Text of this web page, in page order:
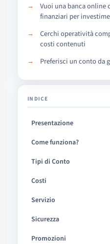
Vuoi una banca online
finanziari per
Cerchi operatività
costi contenuti
Preferisci un conto da
INDICE
Presentazione
Come funziona?
Tipi di Conto
Costi
Servizio
Sicurezza
Promozioni